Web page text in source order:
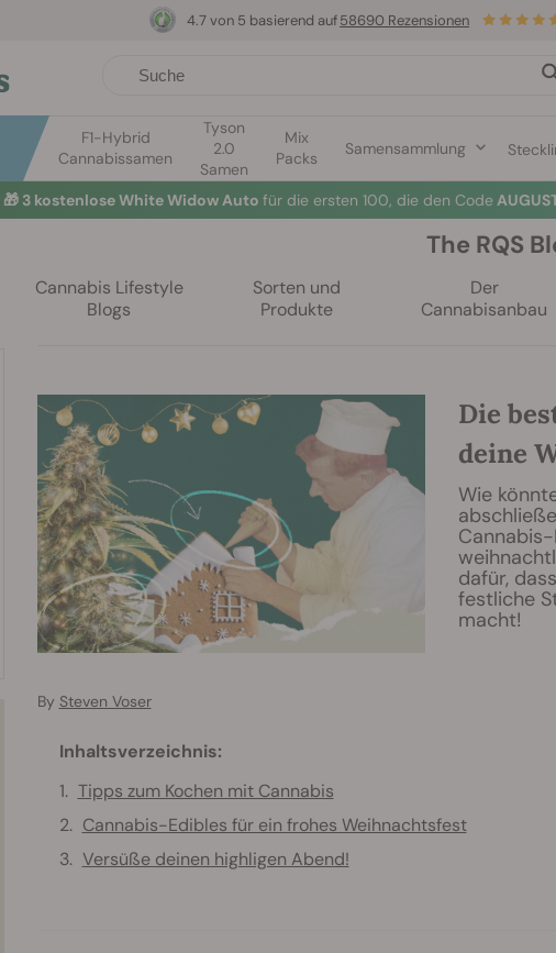
F1-Hybrid
Cannabissamen
Tyson
2.0
Samen
Mix
Packs
Samensammlung
4.7 von 5 basierend auf58690 Rezensionen
🎁 3 kostenlose White Widow Auto für die ersten 100, die den Code
The RQS
Cannabis Lifestyle
Blogs
Sorten und
Produkte
Der
Cannabisanbau
Die
deine
Wie
dafür,
festliche
macht!
By Steven Voser
Inhaltsverzeichnis:
Tipps zum Kochen mit Cannabis
Cannabis-Edibles für ein frohes Weihnachtsfest
Versüße deinen highligen Abend!